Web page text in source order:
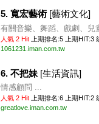
5. 寬宏藝術 [藝術文化]
有關音樂、舞蹈、戲劇、
人氣 2 Hit 上期排名:5 上期HIT:3
1061231.iman.com.tw
6. 不把妹 [生活資訊]
情感顧問 ...
人氣 2 Hit 上期排名:6 上期HIT:2
greatlove.iman.com.tw